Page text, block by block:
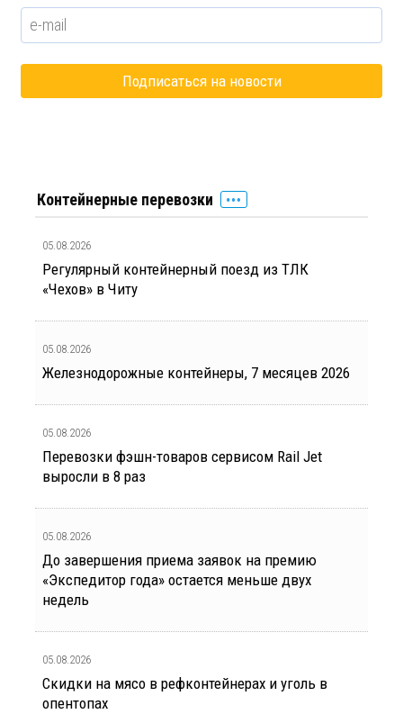
Контейнерные перевозки
05.08.2026
Регулярный контейнерный поезд из ТЛК
«Чехов» в Читу
05.08.2026
Железнодорожные контейнеры, 7 месяцев 2026
05.08.2026
Перевозки фэшн-товаров сервисом Rail Jet
выросли в 8 раз
05.08.2026
До завершения приема заявок на премию
«Экспедитор года» остается меньше двух
недель
05.08.2026
Скидки на мясо в рефконтейнерах и уголь в
опентопах